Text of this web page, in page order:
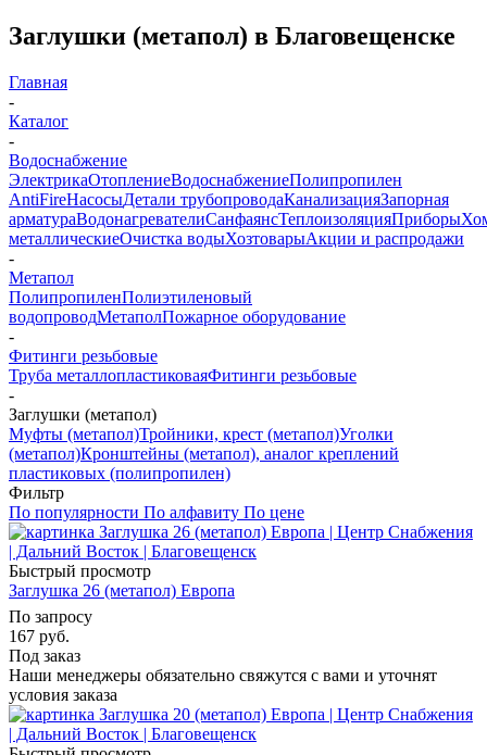
Заглушки (метапол) в Благовещенске
Главная
-
Каталог
-
Водоснабжение
ЭлектрикаОтоплениеВодоснабжениеПолипропилен
AntiFireНасосыДетали трубопроводаКанализацияЗапорная
арматураВодонагревателиСанфаянсТеплоизоляцияПриборы
металлическиеОчистка водыХозтоварыАкции и распродажи
-
Метапол
ПолипропиленПолиэтиленовый
водопроводМетаполПожарное оборудование
-
Фитинги резьбовые
Труба металлопластиковаяФитинги резьбовые
-
Заглушки (метапол)
Муфты (метапол)Тройники, крест (метапол)Уголки
(метапол)Кронштейны (метапол), аналог креплений
пластиковых (полипропилен)
Фильтр
По популярности По алфавиту По цене
Быстрый просмотр
Заглушка 26 (метапол) Европа
По запросу
167 руб.
Под заказ
Наши менеджеры обязательно свяжутся с вами и уточнят
условия заказа